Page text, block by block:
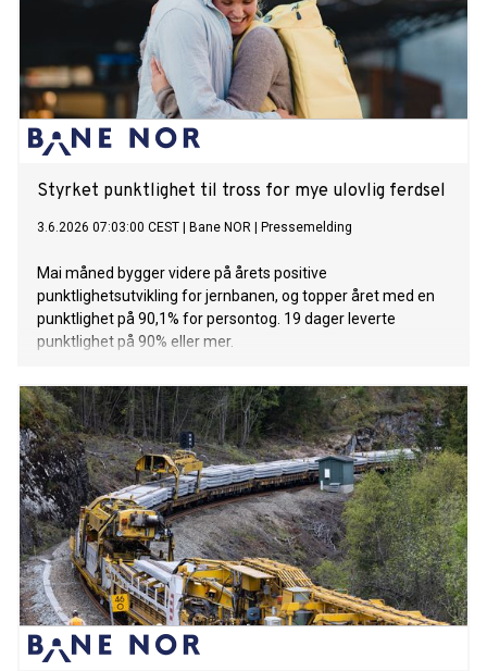
Styrket punktlighet til tross for mye ulovlig ferdsel
3.6.2026 07:03:00 CEST Bane NOR Pressemelding
Mai måned bygger videre på årets positive
punktlighetsutvikling for jernbanen, og topper året med en
punktlighet på 90,1% for persontog. 19 dager leverte
punktlighet på 90% eller mer.